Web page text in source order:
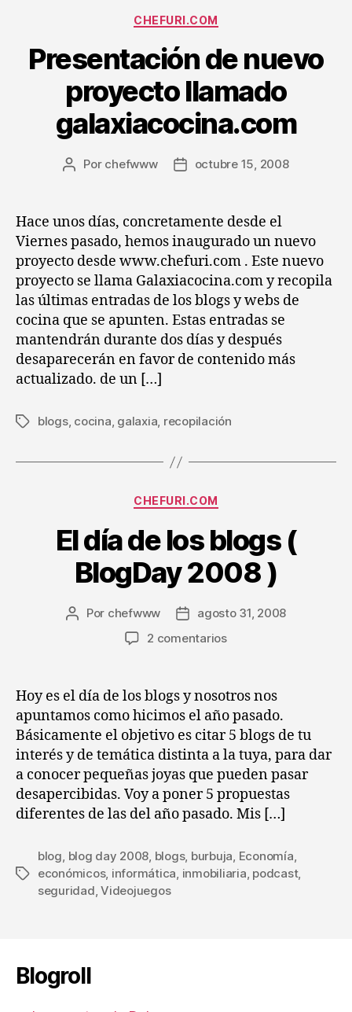
Categorías
CHEFURI.COM
Presentación de nuevo
proyecto llamado
galaxiacocina.com
Autor
entrada
Por chefwww
Fecha
entrada
octubre 15, 2008
Hace unos días, concretamente desde el
Viernes pasado, hemos inaugurado un nuevo
proyecto desde www.chefuri.com . Este nuevo
proyecto se llama Galaxiacocina.com y recopila
las últimas entradas de los blogs y webs de
cocina que se apunten. Estas entradas se
mantendrán durante dos días y después
desaparecerán en favor de contenido más
actualizado. de un […]
Etiquetas
blogs, cocina, galaxia, recopilación
Categorías
CHEFURI.COM
El día de los blogs (
BlogDay 2008 )
Autor
Por chefwww
Fechaagosto 31, 2008
2 comentariosen
de
blogs
(
BlogDay
2008
)
Hoy es el día de los blogs y nosotros nos
apuntamos como hicimos el año pasado.
Básicamente el objetivo es citar 5 blogs de tu
interés y de temática distinta a la tuya, para dar
a conocer pequeñas joyas que pueden pasar
desapercibidas. Voy a poner 5 propuestas
diferentes de las del año pasado. Mis […]
Etiquetas
blog blog day 2008 blogs, burbuja Economía
económicos, informática inmobiliaria podcast,
seguridad ,Videojuegos
Blogroll